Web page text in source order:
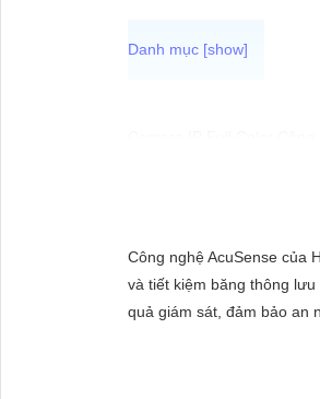
camera sẽ giúp bạn giám
Công nghệ AcuSense của
và tiết kiệm băng thông
quả giám sát, đảm bảo an